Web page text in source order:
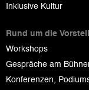
Inklusive Kultur
Rund um die
Workshops
Gespräche am
Konferenzen,